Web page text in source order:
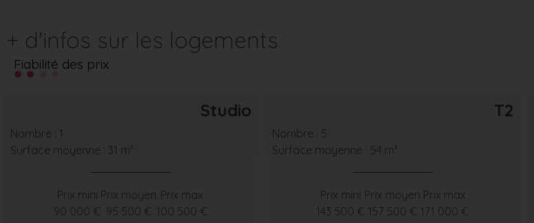
+ d'infos sur les logements
Fiabilité des prix
Studio
Nombre : 1
Surface moyenne : 31 m²
Prix mini
90 000 €
Prix moyen
95 500 €
Prix max
100 500 €
T2
Nombre : 5
Surface moyenne : 54 m²
Prix mini
143 500 €
Prix moyen
157 500 €
Prix max
171 000 €